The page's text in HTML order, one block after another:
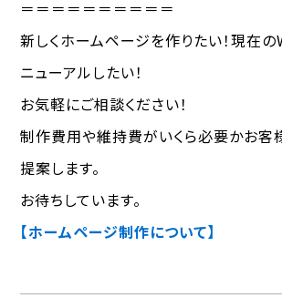
＝＝＝＝＝＝＝＝＝＝
新しくホームページを作りたい！現在の
ニューアルしたい！
お気軽にご相談ください！
制作費用や維持費がいくら必要かお客
提案します。
お待ちしています。
【ホームページ制作について】